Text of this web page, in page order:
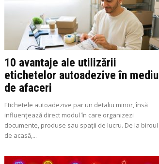
10 avantaje ale utilizării
etichetelor autoadezive în mediul
de afaceri
Etichetele autoadezive par un detaliu minor, însă
influențează direct modul în care organizezi
documente, produse sau spații de lucru. De la biroul
de acasă,...